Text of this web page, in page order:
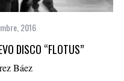
2016
DISCO “FLOTUS”
Báez